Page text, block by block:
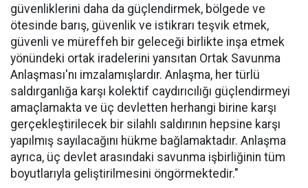
güvenliklerini daha da güçlendirmek, bölgede ve
ötesinde barış, güvenlik ve istikrarı teşvik etmek,
güvenli ve müreffeh bir geleceği birlikte inşa etmek
yönündeki ortak iradelerini yansıtan Ortak Savunma
Anlaşması'nı imzalamışlardır. Anlaşma, her türlü
saldırganlığa karşı kolektif caydırıcılığı güçlendirmeyi
amaçlamakta ve üç devletten herhangi birine karşı
gerçekleştirilecek bir silahlı saldırının hepsine karşı
yapılmış sayılacağını hükme bağlamaktadır. Anlaşma
ayrıca, üç devlet arasındaki savunma işbirliğinin tüm
boyutlarıyla geliştirilmesini öngörmektedir."